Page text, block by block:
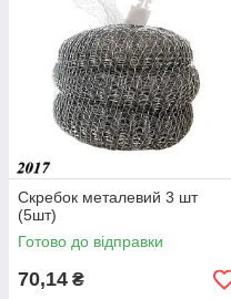
Скребок металевий 3 шт
(5шт)
Готово до відправки
70,14 ₴